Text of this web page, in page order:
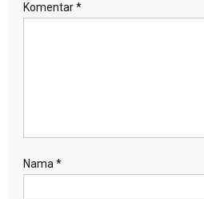
Komentar*
Nama *